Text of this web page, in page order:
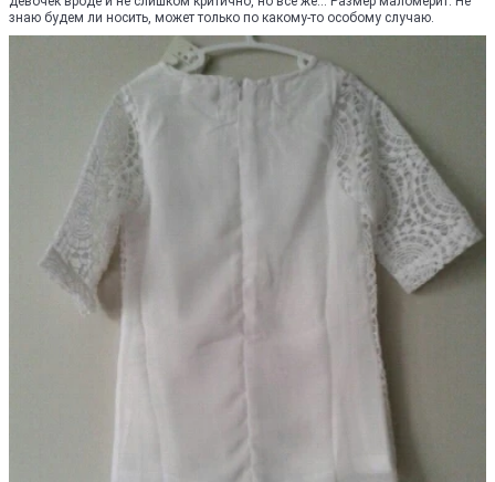
знаю будем ли носить, может только по какому-то особому случаю.